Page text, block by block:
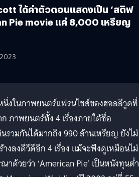
ได้ค่าตัวตอนแสดงเป็น ‘สติฟ
Pie movie แค่ 8,000 เหรียญ
หนึ่งในภาพยนตร์แฟรนไชส์ของฮอลลีวูดที่
ภาพยนตร์ทั้ง 4 เรื่องภายใต้ชื่อ
นรวมกันได้มากถึง 990 ล้านเหรียญ ยังไม่
งลงดีวีดีอีก 4 เรื่อง แม้จะฟังดูเหมือนไม่
ด้วยว่า ‘American Pie’ เป็นหนังทุนต่ำ